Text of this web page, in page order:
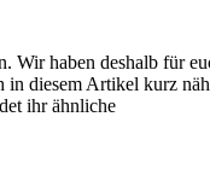
Wir haben deshalb für
diesem Artikel kurz
ihr ähnliche